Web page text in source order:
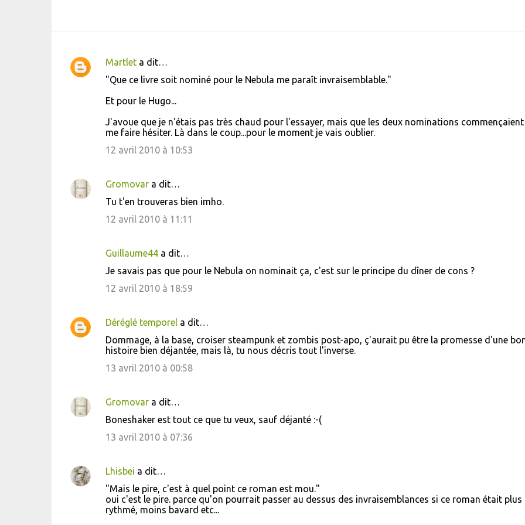
C
a
Martleta dit…
"Que ce livre soit nominé pour le Nebula me paraît invraisemblable."
Et pour le Hugo...
J'avoue que je n'étais pas très chaud pour l'essayer, mais que les deux nominations commençaient
me faire hésiter. Là dans le coup...pour le moment je vais oublier.
12 avril 2010 à 10:53
Gromovara dit…
Tu t'en trouveras bien imho.
12 avril 2010 à 11:11
Guillaume44a dit…
Je savais pas que pour le Nebula on nominait ça, c'est sur le principe du dîner de cons ?
12 avril 2010 à 18:59
Déréglé temporela dit…
Dommage, à la base, croiser steampunk et zombis post-apo, ç'aurait pu être la promesse d'une
histoire bien déjantée, mais là, tu nous décris tout l'inverse.
13 avril 2010 à 00:58
Gromovara dit…
Boneshaker est tout ce que tu veux, sauf déjanté :-(
13 avril 2010 à 07:36
Lhisbei a dit…
"Mais le pire, c'est à quel point ce roman est mou."
oui c'est le pire. parce qu'on pourrait passer au dessus des invraisemblances si ce roman était plus
rythmé, moins bavard etc...